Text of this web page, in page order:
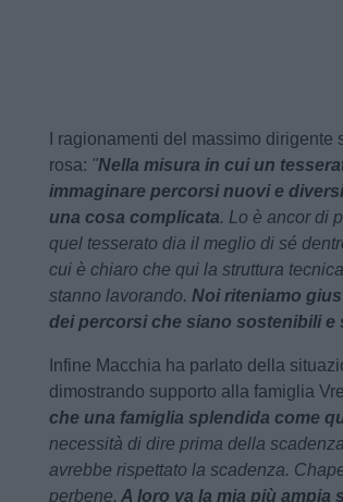
I ragionamenti del massimo
rosa: "Nella misura in cui un
immaginare percorsi nuovi e
una cosa complicata. Lo è ancor di
quel tesserato dia il meglio di sé
cui è chiaro che qui la struttura
stanno lavorando.Noi riteniamo
dei percorsi che siano sostenibili e
Infine Macchia ha parlato della
dimostrando supporto alla famiglia
che una famiglia splendida come
necessità di dire prima della
avrebbe rispettato la scadenza.
perbene. A loro va la mia più ampia